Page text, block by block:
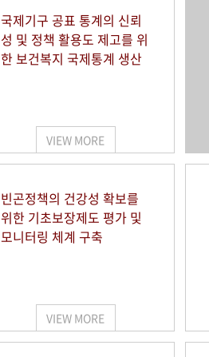
국제기구 공표 통계의 신뢰
성 및 정책 활용도 제고를 위
한 보건복지 국제통계 생산
VIEW MORE
빈곤정책의 건강성 확보를
위한 기초보장제도 평가 및
모니터링 체계 구축
VIEW MORE